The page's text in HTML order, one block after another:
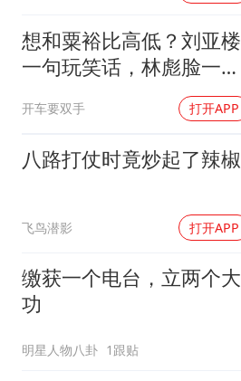
想和粟裕比高低？刘亚楼
一句玩笑话，林彪脸一
开车要双手 打开APP
八路打仗时竟炒起了辣椒
飞鸟潜影 打开APP
缴获一个电台，立两个大
功
明星人物八卦 1跟贴